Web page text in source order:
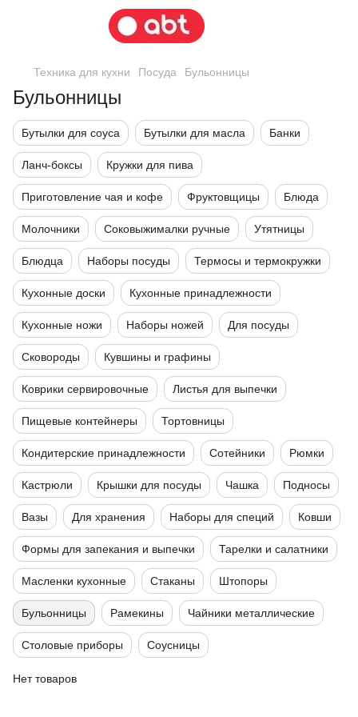
Техника для кухни Посуда Бульонницы
Бульонницы
Бутылки для соуса Бутылки для масла Банки
Ланч-боксы Кружки для пива
Приготовление чая и кофе Фруктовщицы Блюда
Молочники Соковыжималки ручные Утятницы
Блюдца Наборы посуды Термосы и термокружки
Кухонные доски Кухонные принадлежности
Кухонные ножи Наборы ножей Для посуды
Сковороды Кувшины и графины
Коврики сервировочные Листья для выпечки
Пищевые контейнеры Тортовницы
Кондитерские принадлежности Сотейники Рюмки
Кастрюли Крышки для посуды Чашка Подносы
Вазы Для хранения Наборы для специй Ковши
Формы для запекания и выпечки Тарелки и салатники
Масленки кухонные Стаканы Штопоры
Бульонницы Рамекины Чайники металлические
Столовые приборы Соусницы
Нет товаров